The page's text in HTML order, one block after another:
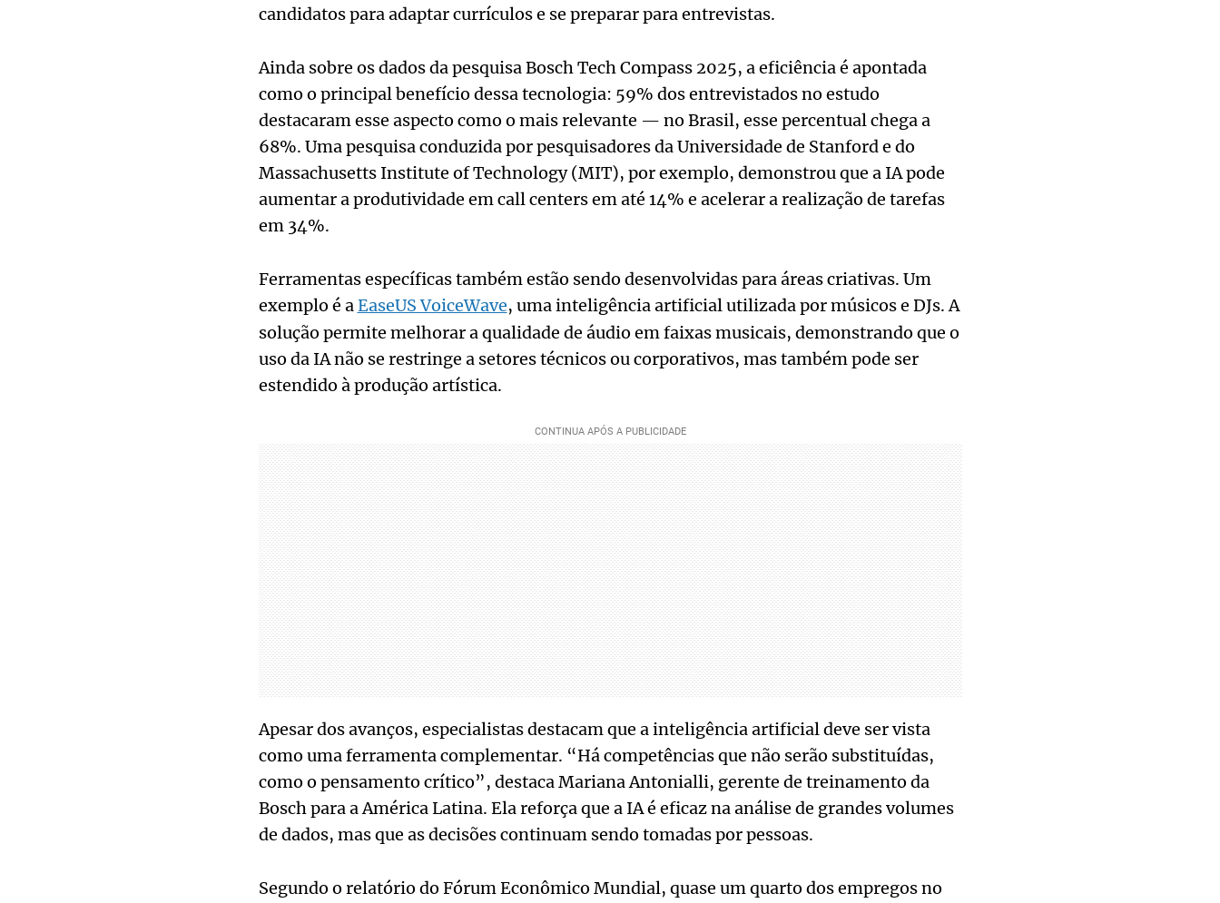
candidatos para adaptar currículos e se preparar para entrevistas.
Ainda sobre os dados da pesquisa Bosch Tech Compass 2025, a eficiência é apontada
como o principal benefício dessa tecnologia: 59% dos entrevistados no estudo
destacaram esse aspecto como o mais relevante — no Brasil, esse percentual chega a
68%. Uma pesquisa conduzida por pesquisadores da Universidade de Stanford e do
Massachusetts Institute of Technology (MIT), por exemplo, demonstrou que a IA pode
aumentar a produtividade em call centers em até 14% e acelerar a realização de tarefas
em 34%.
Ferramentas específicas também estão sendo desenvolvidas para áreas criativas. Um
exemplo é aEaseUS VoiceWave, uma inteligência artificial utilizada por músicos e DJs. A
solução permite melhorar a qualidade de áudio em faixas musicais, demonstrando que o
uso da IA não se restringe a setores técnicos ou corporativos, mas também pode ser
estendido à produção artística.
Apesar dos avanços, especialistas destacam que a inteligência artificial deve ser vista
como uma ferramenta complementar. “Há competências que não serão substituídas,
como o pensamento crítico”, destaca Mariana Antonialli, gerente de treinamento da
Bosch para a América Latina. Ela reforça que a IA é eficaz na análise de grandes volumes
de dados, mas que as decisões continuam sendo tomadas por pessoas.
Segundo o relatório do Fórum Econômico Mundial, quase um quarto dos empregos no